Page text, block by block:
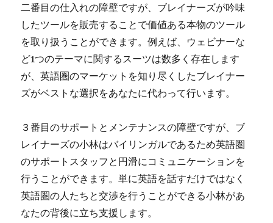
二番目の仕入れの障壁ですが、ブレイナーズが吟味
したツールを販売することで価値ある本物のツール
を取り扱うことができます。例えば、ウェビナーな
ど1つのテーマに関するスーツは数多く存在します
が、英語圏のマーケットを知り尽くしたブレイナー
ズがベストな選択をあなたに代わって行います。
３番目のサポートとメンテナンスの障壁ですが、ブ
レイナーズの小林はバイリンガルであるため英語圏
のサポートスタッフと円滑にコミュニケーションを
行うことができます。単に英語を話すだけではなく
英語圏の人たちと交渉を行うことができる小林があ
なたの背後に立ち支援します。